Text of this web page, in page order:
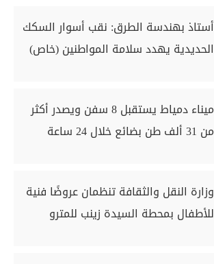
أستاذ بهندسة الطرق: نقب أسوار السكك
الحديدية يهدد سلامة المواطنين (خاص)
ميناء دمياط يستقبل 8 سفن ويصدر أكثر
من 31 ألف طن بضائع خلال 24 ساعة
وزارة النقل والثقافة تنظمان عروضًا فنية
للأطفال بمحطة السيدة زينب للمترو